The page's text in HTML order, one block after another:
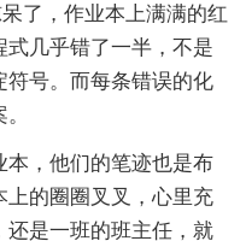
呆了，作业本上满满的红
几乎错了一半，不是
符号。而每条错误的化
本，他们的笔迹也是布
上的圈圈叉叉，心里充
还是一班的班主任，就